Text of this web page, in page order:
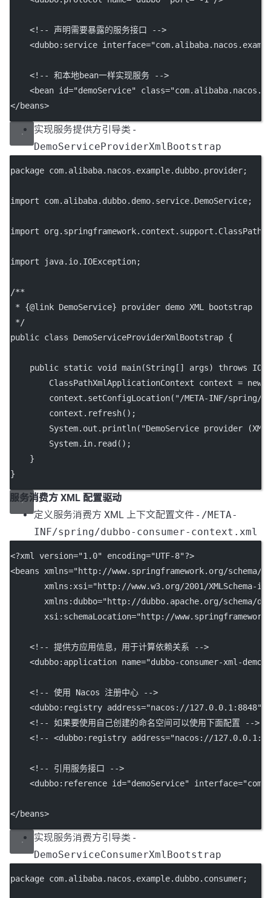
<!-- 声明需要暴露的服务接口 -->
    <
dubbo:service interface=
<!-- 和本地bean一样实现服务 -->
    <
bean id="demoService" class=
</beans>
实现服务提供方引导类 -
DemoServiceProviderXmlBootstrap
package com.alibaba.nacos.example.dubbo.provider;
import com.alibaba.dubbo.demo.service.DemoService;
import
import java.io.IOException;
/**
* {@link DemoService} provider demo XML bootstrap
*/
public class DemoServiceProviderXmlBootstrap {
public static void main(String[] args) throws
ClassPathXmlApplicationContext context = new
context.setConfigLocation("/META-INF/spring/
        context.refresh();
System.out.println("DemoService provider
        System.in.read();
    }
}
服务消费方 XML 配置驱动
定义服务消费方 XML 上下文配置文件 - /META-
INF/spring/dubbo-consumer-context.xml
<?xml version="1.0" encoding="UTF-8"?>
<beans xmlns="http://www.springframework.org/schema/
xmlns:xsi="http://www.w3.org/2001/XMLSchema-
xmlns:dubbo="http://dubbo.apache.org/schema/
xsi:schemaLocation="http://
<!-- 提供方应用信息，用于计算依赖关系 -->
    <
dubbo:application name="dubbo-consumer-xml-demo"
<!-- 使用 Nacos 注册中心 -->
    <
dubbo:registry address="nacos://127.0.0.1:8848"
<!-- 如果要使用自己创建的命名空间可以使用下面配置 -->
<!-- <dubbo:registry address="nacos://
<!-- 引用服务接口 -->
    <
dubbo:reference id="demoService" interface=
</beans>
实现服务消费方引导类 -
DemoServiceConsumerXmlBootstrap
package com.alibaba.nacos.example.dubbo.consumer;